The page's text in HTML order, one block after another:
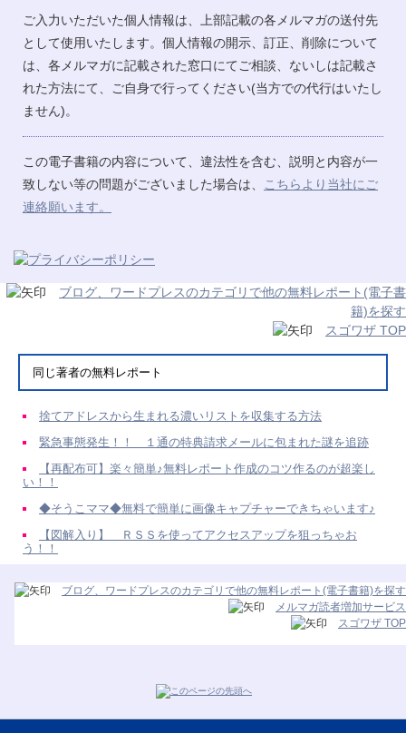
ご入力いただいた個人情報は、上部記載の各メルマガの送付先
として使用いたします。個人情報の開示、訂正、削除について
は、各メルマガに記載された窓口にてご相談、ないしは記載さ
れた方法にて、ご自身で行ってください(当方での代行はいたし
ません)。
この電子書籍の内容について、違法性を含む、説明と内容が一
致しない等の問題がございました場合は、
こちらより当社にご
連絡願います。
ブログ、ワードプレスのカテゴリで他の無料レポート(電子書
籍)を探す
スゴワザ TOP
同じ著者の無料レポート
捨てアドレスから生まれる濃いリストを収集する方法
緊急事態発生！！ １通の特典請求メールに包まれた謎を追跡
【再配布可】楽々簡単♪無料レポート作成のコツ作るのが超楽し
い！！
◆そうこママ◆無料で簡単に画像キャプチャーできちゃいます♪
【図解入り】 ＲＳＳを使ってアクセスアップを狙っちゃお
う！！
ブログ、ワードプレスのカテゴリで他の無料レポート(電子書籍)を探す
メルマガ読者増加サービス
スゴワザ TOP